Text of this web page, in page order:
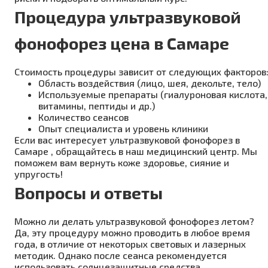
Процедура ультразвуковой
фонофорез цена в Самаре
Стоимость процедуры зависит от следующих факторов:
Область воздействия (лицо, шея, декольте, тело)
Используемые препараты (гиалуроновая кислота,
витамины, пептиды и др.)
Количество сеансов
Опыт специалиста и уровень клиники
Если вас интересует ультразвуковой фонофорез в
Самаре , обращайтесь в наш медицинский центр. Мы
поможем вам вернуть коже здоровье, сияние и
упругость!
Вопросы и ответы
Можно ли делать ультразвуковой фонофорез летом?
Да, эту процедуру можно проводить в любое время
года, в отличие от некоторых световых и лазерных
методик. Однако после сеанса рекомендуется